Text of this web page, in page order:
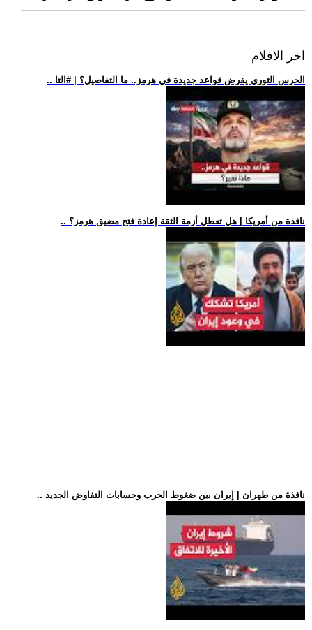
اخر الافلام
.. الحرس الثوري يفرض قواعد جديدة في هرمز.. ما التفاصيل؟ | #التا
.. نافذة من أمريكا | هل تعطل أزمة الثقة إعادة فتح مضيق هرمز؟
.. نافذة من طهران | إيران بين ضغوط الحرب وحسابات التفاوض الجديد